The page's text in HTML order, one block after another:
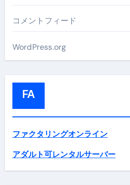
コメントフィード
WordPress.org
FA
ファクタリングオンライン
アダルト可レンタルサーバー